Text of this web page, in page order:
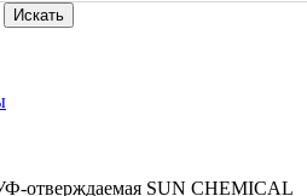
Искать
отверждаемая SUN CHEMICAL